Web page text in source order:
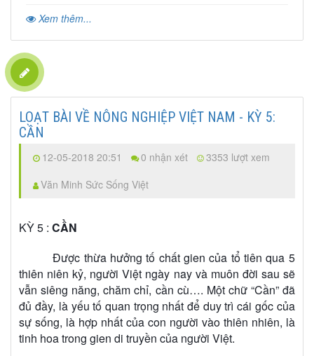
Xem thêm...
LOẠT BÀI VỀ NÔNG NGHIỆP VIỆT NAM - KỲ 5:
CẦN
12-05-2018 20:51 0 nhận xét
3353 lượt xem
Văn Minh Sức Sống Việt
KỲ 5 :CẦN
Được thừa hưởng tố chất gien của tổ tiên qua 5
thiên niên kỷ, người Việt ngày nay và muôn đời sau sẽ
vẫn siêng năng, chăm chỉ, cần cù…. Một chữ “Cần” đã
đủ đầy, là yếu tố quan trọng nhất để duy trì cái gốc của
sự sống, là hợp nhất của con người vào thiên nhiên, là
tinh hoa trong gien di truyền của người Việt.